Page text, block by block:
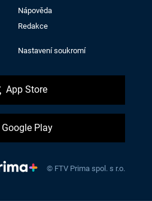
Nápověda
Redakce
Nastavení soukromí
App Store
Google Play
© FTV Prima spol. s r.o.